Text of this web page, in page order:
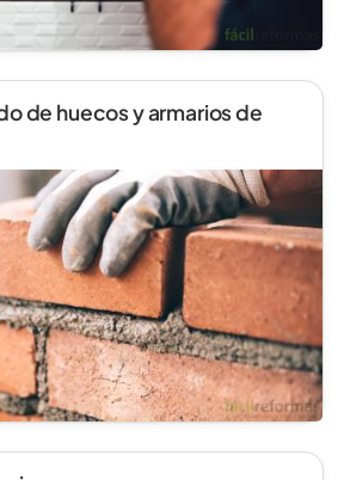
de huecos y armarios de